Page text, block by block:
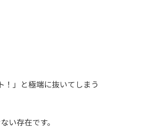
！」と極端に抜いてしまう
い存在です。